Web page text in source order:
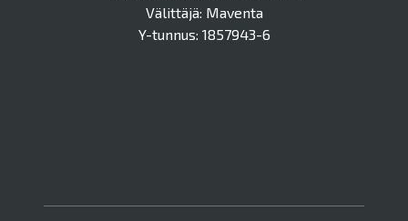
Välittäjä: Maventa
Y-tunnus: 1857943-6